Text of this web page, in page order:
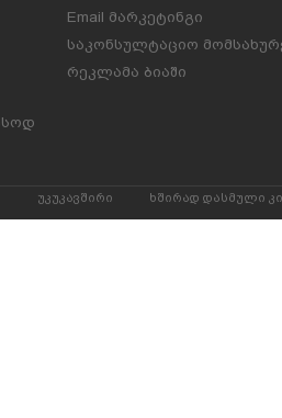
Email მარკეტინგი
საკონსულტაციო
რეკლამა ბიაში
უკუკავშირი ხშირად დასმული